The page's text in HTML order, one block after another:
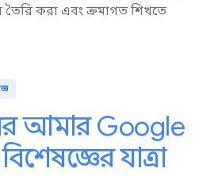
তৈরি করা এবং ক্রমাগত শিখতে
আমার Google
যাত্রা